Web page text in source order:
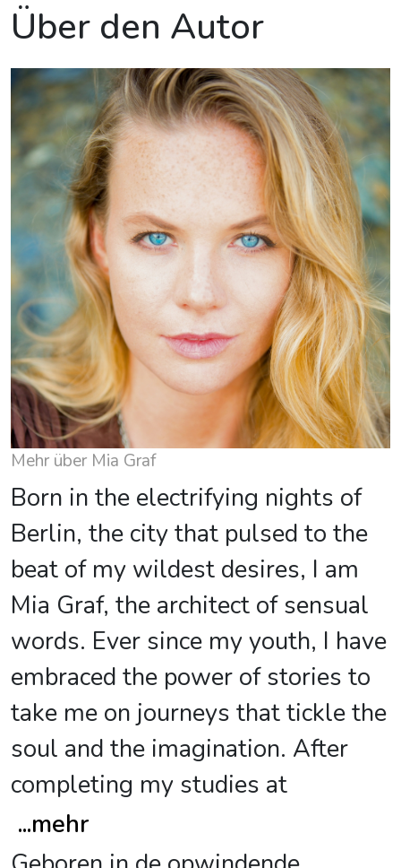
Über den Autor
Mehr über Mia Graf
Born in the electrifying nights of
Berlin, the city that pulsed to the
beat of my wildest desires, I am
Mia Graf, the architect of sensual
words. Ever since my youth, I have
embraced the power of stories to
take me on journeys that tickle the
soul and the imagination. After
completing my studies at
...mehr